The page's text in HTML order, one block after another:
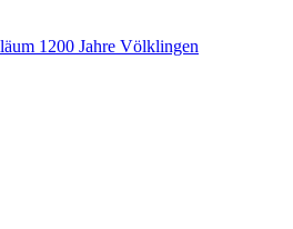
1200 Jahre Völklingen